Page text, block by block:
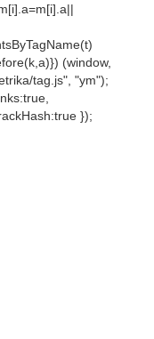
(window,
tag.js", "ym");
});